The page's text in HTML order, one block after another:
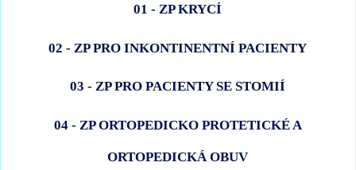
01 - ZP KRYCÍ
02 - ZP PRO INKONTINENTNÍ PACIENTY
03 - ZP PRO PACIENTY SE STOMIÍ
04 - ZP ORTOPEDICKO PROTETICKÉ A
ORTOPEDICKÁ OBUV